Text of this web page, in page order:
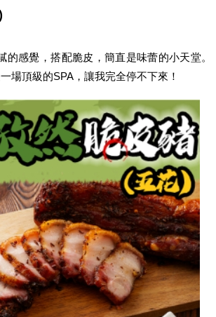
的感覺，搭配脆皮，簡直是味蕾的小天堂。
場頂級的SPA，讓我完全停不下來！